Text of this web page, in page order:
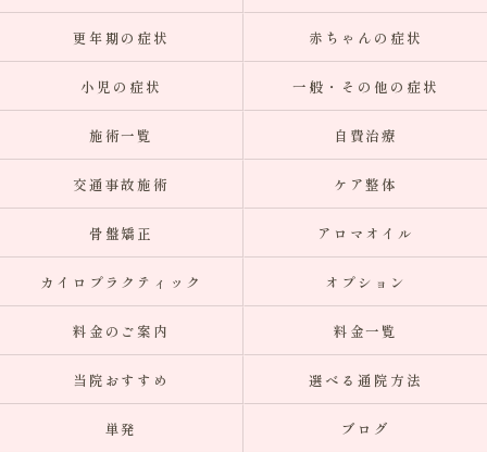
更年期の症状 赤ちゃんの症状
小児の症状 一般・その他の症状
施術一覧 自費治療
交通事故施術 ケア整体
骨盤矯正 アロマオイル
カイロプラクティック オプション
料金のご案内 料金一覧
当院おすすめ 選べる通院方法
単発 ブログ